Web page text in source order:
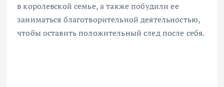
в королевской семье, а также побудили ее
заниматься благотворительной деятельностью,
чтобы оставить положительный след после себя.